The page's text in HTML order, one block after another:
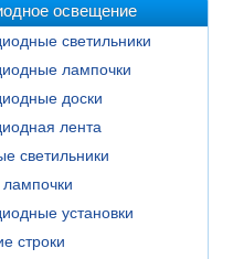
освещение
светильники
лампочки
доски
лента
светильники
установки
строки